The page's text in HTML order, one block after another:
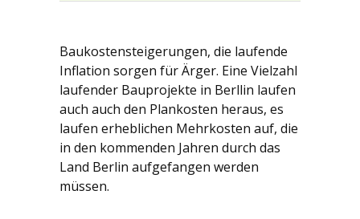
Baukostensteigerungen, die laufende
Inflation sorgen für Ärger. Eine Vielzahl
laufender Bauprojekte in Berllin laufen
auch auch den Plankosten heraus, es
laufen erheblichen Mehrkosten auf, die
in den kommenden Jahren durch das
Land Berlin aufgefangen werden
müssen.